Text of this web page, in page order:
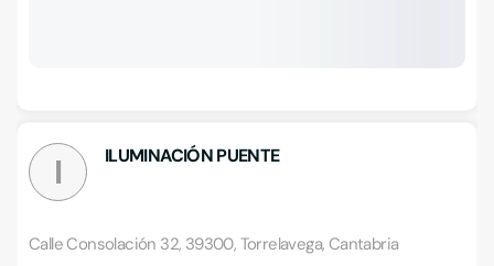
I ILUMINACIÓN PUENTE
Calle Consolación 32, 39300, Torrelavega, Cantabria